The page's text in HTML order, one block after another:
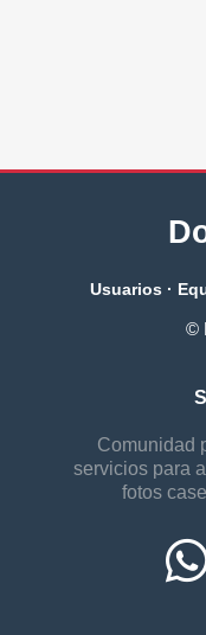
Usuarios ·
©
Comunidad
servicios para
fotos